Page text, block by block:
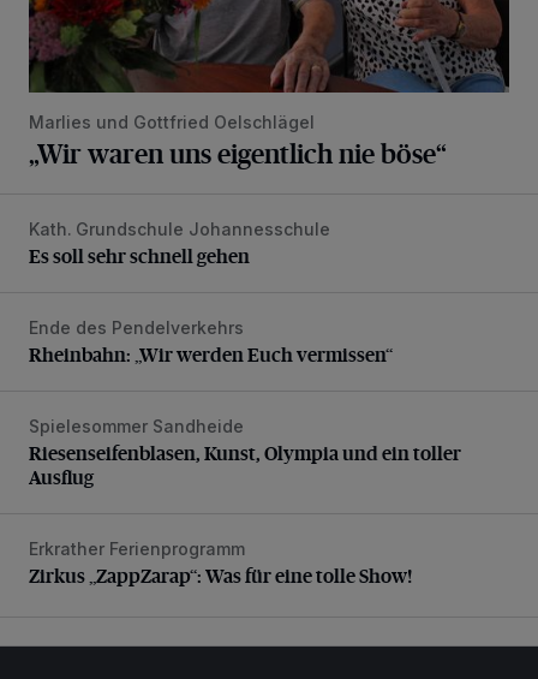
Marlies und Gottfried Oelschlägel
„Wir waren uns eigentlich nie böse“
Es soll sehr schnell gehen
Kath. Grundschule Johannesschule
Es soll sehr schnell gehen
Rheinbahn: „Wir werden Euch vermissen“
Ende des Pendelverkehrs
Rheinbahn: „Wir werden Euch vermissen“
Riesenseifenblasen, Kunst, Olympia und ein toller Ausflug
Spielesommer Sandheide
Riesenseifenblasen, Kunst, Olympia und ein toller
Ausflug
Zirkus „ZappZarap“: Was für eine tolle Show!
Erkrather Ferienprogramm
Zirkus „ZappZarap“: Was für eine tolle Show!